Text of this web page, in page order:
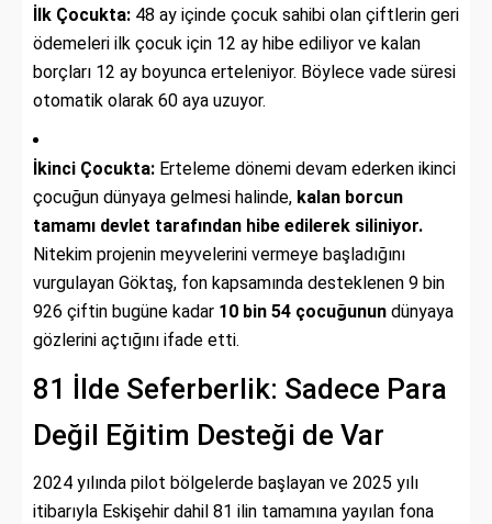
İlk Çocukta: 48 ay içinde çocuk sahibi olan çiftlerin geri
ödemeleri ilk çocuk için 12 ay hibe ediliyor ve kalan
borçları 12 ay boyunca erteleniyor. Böylece vade süresi
otomatik olarak 60 aya uzuyor.
İkinci Çocukta: Erteleme dönemi devam ederken ikinci
çocuğun dünyaya gelmesi halinde, kalan borcun
tamamı devlet tarafından hibe edilerek siliniyor.
Nitekim projenin meyvelerini vermeye başladığını
vurgulayan Göktaş, fon kapsamında desteklenen 9 bin
926 çiftin bugüne kadar 10 bin 54 çocuğunun dünyaya
gözlerini açtığını ifade etti.
81 İlde Seferberlik: Sadece Para
Değil Eğitim Desteği de Var
2024 yılında pilot bölgelerde başlayan ve 2025 yılı
itibarıyla Eskişehir dahil 81 ilin tamamına yayılan fona